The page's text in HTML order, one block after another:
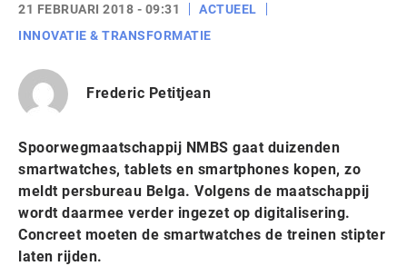
21 FEBRUARI 2018 - 09:31
ACTUEEL
INNOVATIE & TRANSFORMATIE
Frederic Petitjean
Spoorwegmaatschappij NMBS gaat duizenden
smartwatches, tablets en smartphones kopen, zo
meldt persbureau Belga. Volgens de maatschappij
wordt daarmee verder ingezet op digitalisering.
Concreet moeten de smartwatches de treinen stipter
laten rijden.